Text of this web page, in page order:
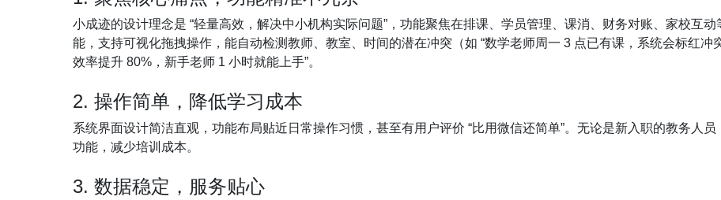
小成迹的设计理念是 “轻量高效，解决中小机构实际问题”，功能聚焦在排课、学员管理、课消、财务对账、家校互
能，支持可视化拖拽操作，能自动检测教师、教室、时间的潜在冲突（如 “数学老师周一 3 点已有课，系统会标红冲
效率提升 80%，新手老师 1 小时就能上手”。
2. 操作简单，降低学习成本
系统界面设计简洁直观，功能布局贴近日常操作习惯，甚至有用户评价 “比用微信还简单”。无论是新入职的教务人
功能，减少培训成本。
3. 数据稳定，服务贴心
0/20